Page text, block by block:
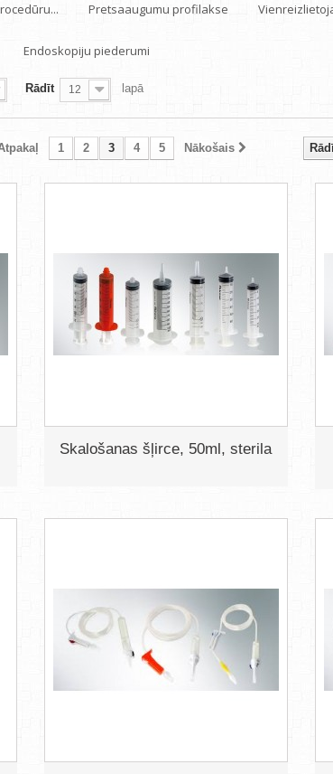
Pretsaaugumu profilakse
Endoskopiju piederumi
Rādīt 12 lapā
1 2 3 4 5 Nākošais
Skalošanas šļirce, 50ml, sterila